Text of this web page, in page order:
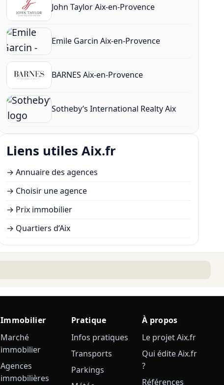
John Taylor Aix-en-Provence
Emile Garcin Aix-en-Provence
BARNES Aix-en-Provence
Sotheby’s International Realty Aix
Liens utiles Aix.fr
→Annuaire des agences
→ Choisir une agence
→ Prix immobilier
→ Quartiers d’Aix
Immobilier
Marché
immobilier
Agences
immobilières
Pratique
Infos pratiques
Transports
Parkings
À propos
Le projet Aix.fr
Qui édite Aix.fr
?
Références